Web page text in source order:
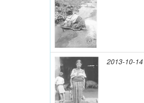
2013-10-14